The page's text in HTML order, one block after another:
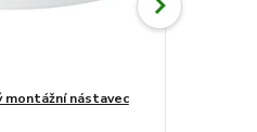
montážní nástavec